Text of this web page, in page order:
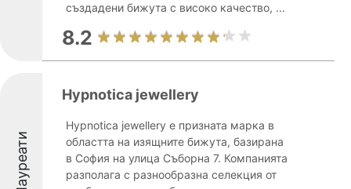
създадени бижута с високо качество, ...
8.2
Лауреати
Hypnotica jewellery
Hypnotica jewellery е призната марка в
областта на изящните бижута, базирана
в София на улица Съборна 7. Компанията
разполага с разнообразна селекция от